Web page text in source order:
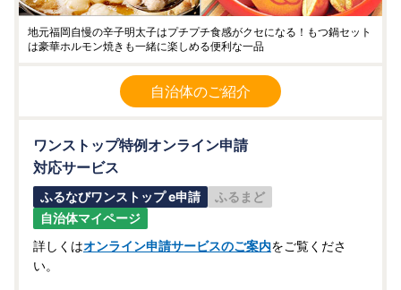
地元福岡自慢の辛子明太子はプチプチ食感がクセになる！もつ鍋セット
は豪華ホルモン焼きも一緒に楽しめる便利な一品
自治体のご紹介
ワンストップ特例オンライン申請
対応サービス
ふるなびワンストップ e申請
ふるまど
自治体マイページ
詳しくはオンライン申請サービスのご案内をご覧くださ
い。